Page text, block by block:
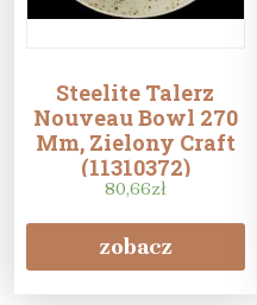
Steelite Talerz
Nouveau Bowl 270
Mm, Zielony Craft
(11310372)
80,66zł
zobacz